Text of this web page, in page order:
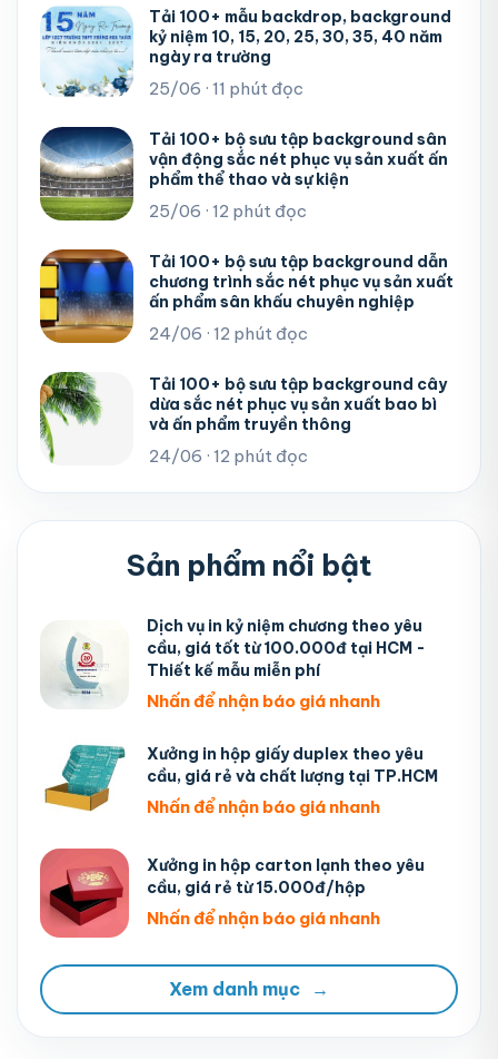
Tải 100+ mẫu backdrop, background
kỷ niệm 10, 15, 20, 25, 30, 35, 40 năm
ngày ra trường
25/06 · 11 phút đọc
Tải 100+ bộ sưu tập background sân
vận động sắc nét phục vụ sản xuất ấn
phẩm thể thao và sự kiện
25/06 · 12 phút đọc
Tải 100+ bộ sưu tập background dẫn
chương trình sắc nét phục vụ sản xuất
ấn phẩm sân khấu chuyên nghiệp
24/06 · 12 phút đọc
Tải 100+ bộ sưu tập background cây
dừa sắc nét phục vụ sản xuất bao bì
và ấn phẩm truyền thông
24/06 · 12 phút đọc
Sản phẩm nổi bật
Dịch vụ in kỷ niệm chương theo yêu
cầu, giá tốt từ 100.000đ tại HCM -
Thiết kế mẫu miễn phí
Nhấn để nhận báo giá nhanh
Xưởng in hộp giấy duplex theo yêu
cầu, giá rẻ và chất lượng tại TP.HCM
Nhấn để nhận báo giá nhanh
Xưởng in hộp carton lạnh theo yêu
cầu, giá rẻ từ 15.000đ/hộp
Nhấn để nhận báo giá nhanh
Xem danh mục →